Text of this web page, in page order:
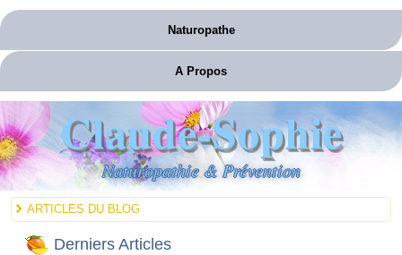
Naturopathe
A Propos
Claude-Sophie
Naturopathie & Prévention
ARTICLES DU BLOG
Derniers Articles